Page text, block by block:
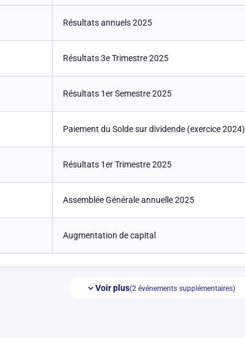
Résultats annuels 2025
Résultats 3e Trimestre 2025
Résultats 1er Semestre 2025
Paiement du Solde sur dividende (exercice 2024)
Résultats 1er Trimestre 2025
Assemblée Générale annuelle 2025
Augmentation de capital
Voir plus(2 événements supplémentaires)